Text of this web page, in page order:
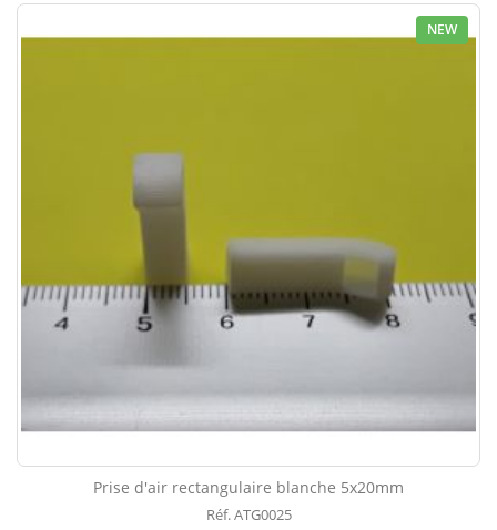
NEW
Prise d'air rectangulaire blanche 5x20mm
Réf. ATG0025